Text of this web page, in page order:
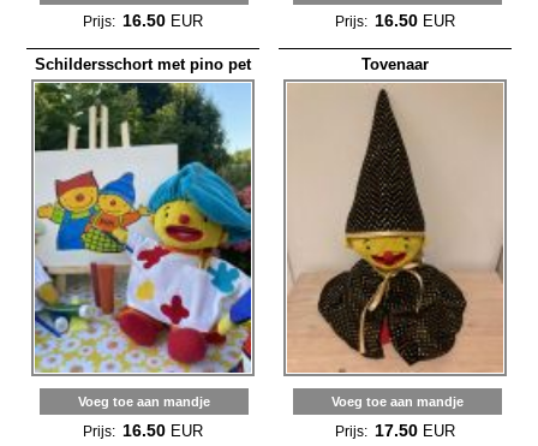
Prijs: 16.50 EUR Prijs: 16.50 EUR
Schildersschort met pino pet
Voeg toe aan mandje
Prijs: 16.50 EUR
Tovenaar
Voeg toe aan mandje
Prijs: 17.50 EUR